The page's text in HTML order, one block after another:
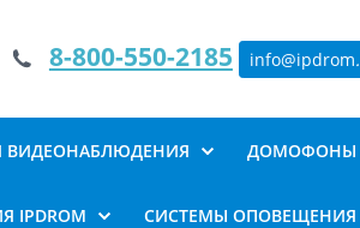
8-800-550-2185 info@ipdrom.
ВИДЕОНАБЛЮДЕНИЯ ДОМОФОНЫ
IPDROM СИСТЕМЫ ОПОВЕЩЕНИЯ